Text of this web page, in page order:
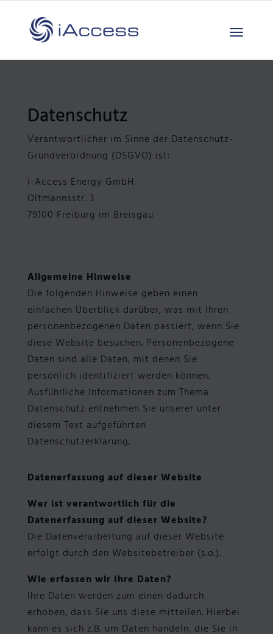
Datenschutz
Verantwortlicher im Sinne der Datenschutz-
Grundverordnung (DSGVO) ist:
i-Access Energy GmbH
Oltmannsstr. 3
79100 Freiburg im Breisgau
Allgemeine Hinweise
Die folgenden Hinweise geben einen
einfachen Überblick darüber, was mit Ihren
personenbezogenen Daten passiert, wenn Sie
diese Website besuchen. Personenbezogene
Daten sind alle Daten, mit denen Sie
persönlich identifiziert werden können.
Ausführliche Informationen zum Thema
Datenschutz entnehmen Sie unserer unter
diesem Text aufgeführten
Datenschutzerklärung.
Datenerfassung auf dieser Website
Wer ist verantwortlich für die
Datenerfassung auf dieser Website?
Die Datenverarbeitung auf dieser Website
erfolgt durch den Websitebetreiber (s.o.).
Wie erfassen wir Ihre Daten?
Ihre Daten werden zum einen dadurch
erhoben, dass Sie uns diese mitteilen. Hierbei
kann es sich z.B. um Daten handeln, die Sie in